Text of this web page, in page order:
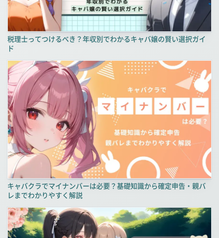
税理士ってつけるべき？年収別でわかるキャバ嬢の賢い選択ガイ
ド
キャバクラでマイナンバーは必要？基礎知識から確定申告・親バ
レまでわかりやすく解説